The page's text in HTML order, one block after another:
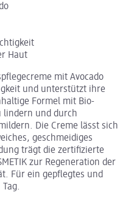
Haut
mit Avocado
und unterstützt ihre
Formel mit Bio-
lindern und durch
Die Creme lässt sich
geschmeidiges
trägt die zertifizierte
zur Regeneration der
Für ein gepflegtes und